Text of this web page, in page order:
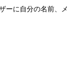
ーに自分の名前、メ